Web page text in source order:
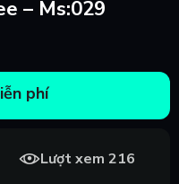
– Ms:029
phí
Lượt xem 216